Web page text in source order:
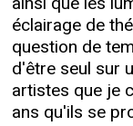
éclairage de
question de
d'être seul sur
artistes que je
ans qu'ils se